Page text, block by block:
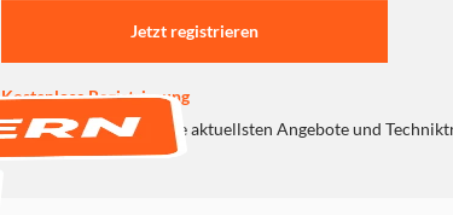
Jetzt registrieren
Kostenlose Registrierung
Bleiben Sie stets über die aktuellsten Angebote und